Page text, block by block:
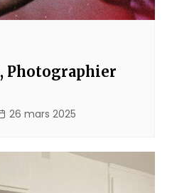
Photographier
26 mars 2025